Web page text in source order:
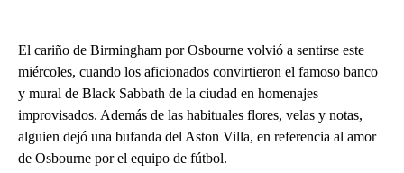
El cariño de Birmingham por Osbourne volvió a sentirse este
miércoles, cuando los aficionados convirtieron el famoso banco
y mural de Black Sabbath de la ciudad en homenajes
improvisados. Además de las habituales flores, velas y notas,
alguien dejó una bufanda del Aston Villa, en referencia al amor
de Osbourne por el equipo de fútbol.